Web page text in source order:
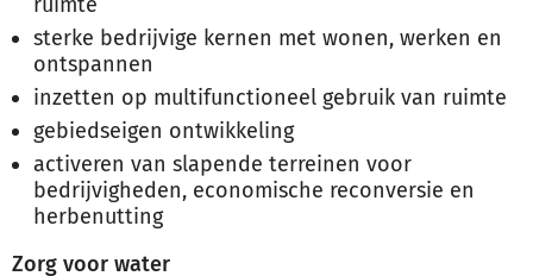
sterke bedrijvige kernen met wonen, werken en
ontspannen
inzetten op multifunctioneel gebruik van ruimte
gebiedseigen ontwikkeling
activeren van slapende terreinen voor
bedrijvigheden, economische reconversie en
herbenutting
Zorg voor water